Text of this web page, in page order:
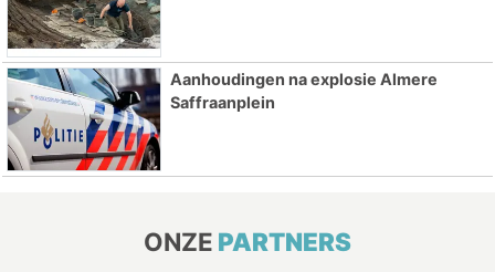
Aanhoudingen na explosie Almere
Saffraanplein
ONZE PARTNERS